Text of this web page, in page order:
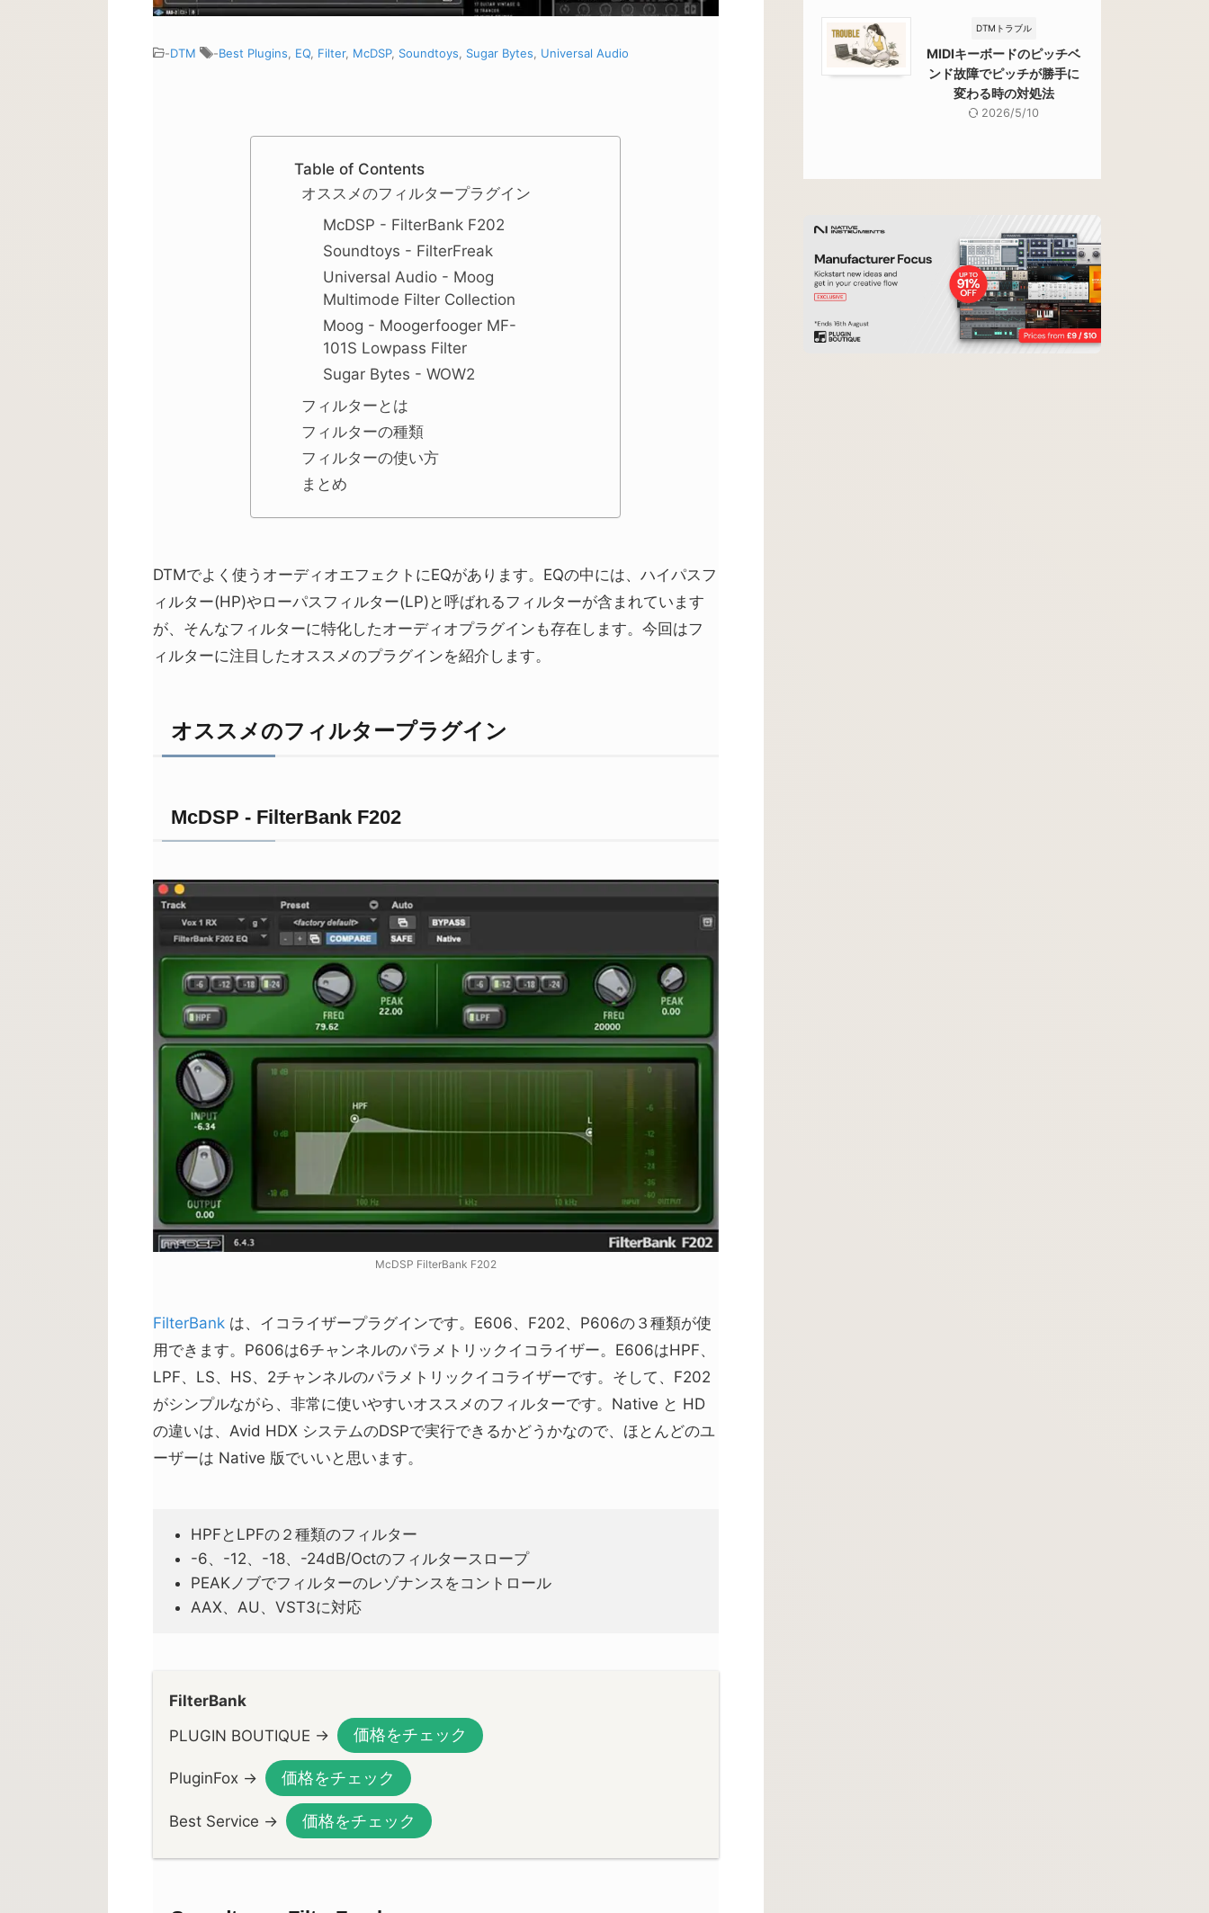
-DTM -Best Plugins EQ Filter, McDSP, Soundtoys Sugar Bytes Universal Audio
Table of Contents
オススメのフィルタープラグイン
McDSP - FilterBank F202
Soundtoys - FilterFreak
Universal Audio - Moog
Multimode Filter Collection
Moog - Moogerfooger MF-
101S Lowpass Filter
Sugar Bytes - WOW2
フィルターとは
フィルターの種類
フィルターの使い方
まとめ
DTMでよく使うオーディオエフェクトにEQがあります。EQの中には、ハイパスフ
ィルター(HP)やローパスフィルター(LP)と呼ばれるフィルターが含まれています
が、そんなフィルターに特化したオーディオプラグインも存在します。今回はフ
ィルターに注目したオススメのプラグインを紹介します。
オススメのフィルタープラグイン
McDSP - FilterBank F202
McDSP FilterBank F202
FilterBank は、イコライザープラグインです。E606、F202、P606の３種類が使
用できます。P606は6チャンネルのパラメトリックイコライザー。E606はHPF、
LPF、LS、HS、2チャンネルのパラメトリックイコライザーです。そして、F202
がシンプルながら、非常に使いやすいオススメのフィルターです。Native と HD
の違いは、Avid HDX システムのDSPで実行できるかどうかなので、ほとんどのユ
ーザーは Native 版でいいと思います。
HPFとLPFの２種類のフィルター
-6、-12、-18、-24dB/Octのフィルタースロープ
PEAKノブでフィルターのレゾナンスをコントロール
AAX、AU、VST3に対応
FilterBank
PLUGIN BOUTIQUE →
価格をチェック
PluginFox → 価格をチェック
Best Service → 価格をチェック
DTMトラブル
MIDIキーボードのピッチベ
ンド故障でピッチが勝手に
変わる時の対処法
2026/5/10